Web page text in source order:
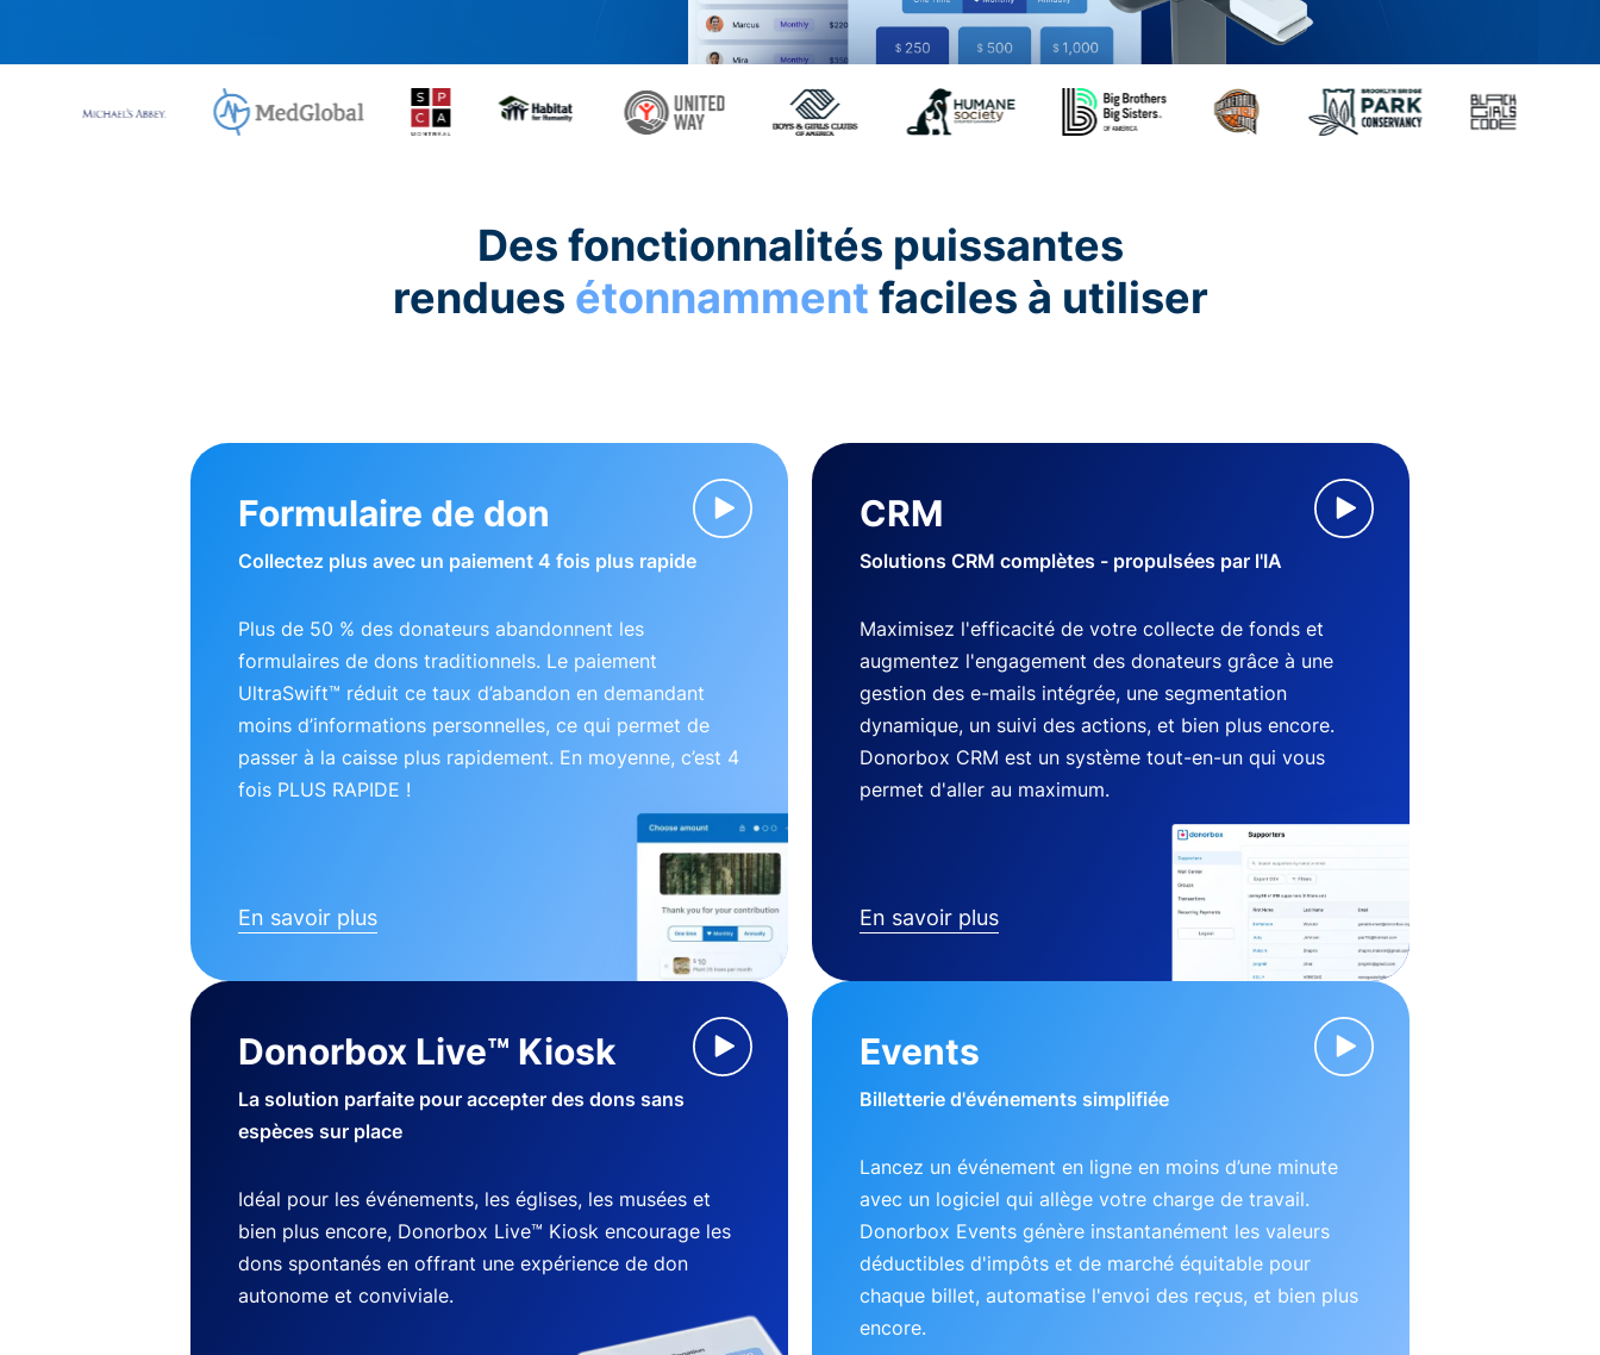
Des fonctionnalités puissantes
rendues étonnamment faciles à utiliser
Formulaire de don
Collectez plus avec un paiement 4 fois plus rapide
Plus de 50 % des donateurs abandonnent les
formulaires de dons traditionnels. Le paiement
UltraSwift™ réduit ce taux d’abandon en demandant
moins d’informations personnelles, ce qui permet de
passer à la caisse plus rapidement. En moyenne, c’est 4
fois PLUS RAPIDE !
En savoir plus
CRM
Solutions CRM complètes - propulsées par l'IA
Maximisez l'efficacité de votre collecte de fonds et
augmentez l'engagement des donateurs grâce à une
gestion des e-mails intégrée, une segmentation
dynamique, un suivi des actions, et bien plus encore.
Donorbox CRM est un système tout-en-un qui vous
permet d'aller au maximum.
En savoir plus
Donorbox Live™ Kiosk
La solution parfaite pour accepter des dons sans
espèces sur place
Idéal pour les événements, les églises, les musées et
bien plus encore, Donorbox Live™ Kiosk encourage les
dons spontanés en offrant une expérience de don
autonome et conviviale.
Events
Billetterie d'événements simplifiée
Lancez un événement en ligne en moins d’une minute
avec un logiciel qui allège votre charge de travail.
Donorbox Events génère instantanément les valeurs
déductibles d'impôts et de marché équitable pour
chaque billet, automatise l'envoi des reçus, et bien plus
encore.